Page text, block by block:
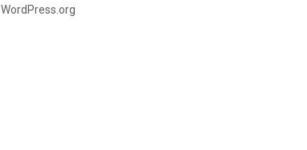
WordPress.org